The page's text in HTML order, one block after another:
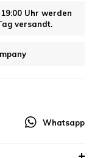
Uhr werden
versandt.
Whatsapp